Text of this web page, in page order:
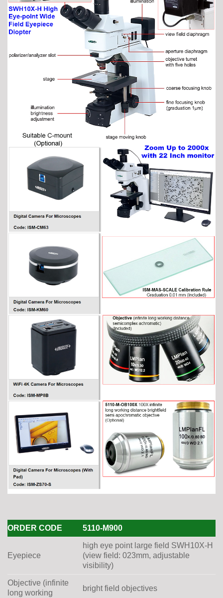
ORDER CODE 5110-M900
Eyepiece
high eye point large field SWH10X-H
(view field: 023mm, adjustable
visibility)
Objective (infinite
long working
bright field objectives